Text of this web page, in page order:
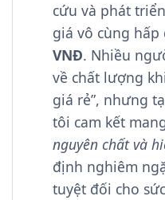
cứu và phát
giá vô cùng hấp
VNĐ. Nhiều
về chất lượng
giá rẻ”, nhưng
tôi cam kết
nguyên chất và
định nghiêm
tuyệt đối cho